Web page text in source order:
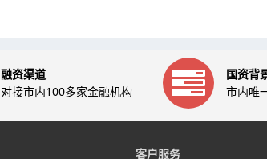
融资渠道
对接市内100多家金融机构
国资背
市内唯
客户服务